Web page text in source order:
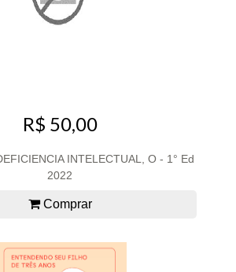
R$ 50,00
INTELECTUAL, O - 1° Ed
2022
Comprar